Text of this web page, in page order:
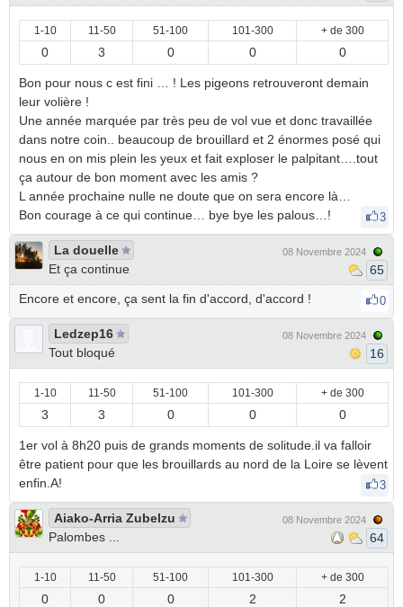
1-10 11-50 51-100 101-300 + de 300
0 3 0 0 0
Bon pour nous c est fini … ! Les pigeons retrouveront demain
leur volière !
Une année marquée par très peu de vol vue et donc travaillée
dans notre coin.. beaucoup de brouillard et 2 énormes posé qui
nous en on mis plein les yeux et fait exploser le palpitant….tout
ça autour de bon moment avec les amis ?
L année prochaine nulle ne doute que on sera encore là…
Bon courage à ce qui continue… bye bye les palous…!
3
La douelle
Et ça continue
08 Novembre 2024
65
Encore et encore, ça sent la fin d'accord, d'accord !
0
Ledzep16
Tout bloqué
08 Novembre 2024
16
1-10 11-50 51-100 101-300 + de 300
3 3 0 0 0
1er vol à 8h20 puis de grands moments de solitude.il va falloir
être patient pour que les brouillards au nord de la Loire se lèvent
enfin.A!
3
Aiako-Arria Zubelzu
Palombes ...
08 Novembre 2024
64
1-10 11-50 51-100 101-300 + de 300
0 0 0 2 2